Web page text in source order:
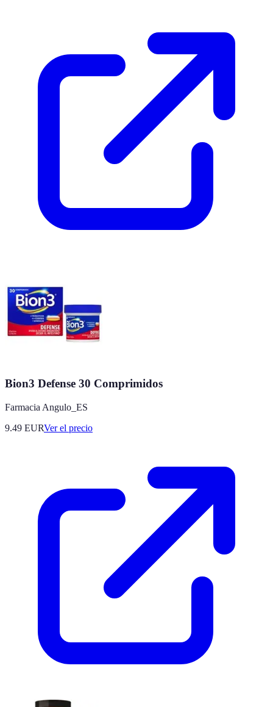
Bion3 Defense 30 Comprimidos
Farmacia Angulo_ES
9.49 EURVer el precio